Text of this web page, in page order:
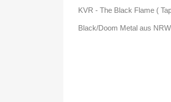
KVR - The Black Flame (
Black/Doom Metal aus NRW